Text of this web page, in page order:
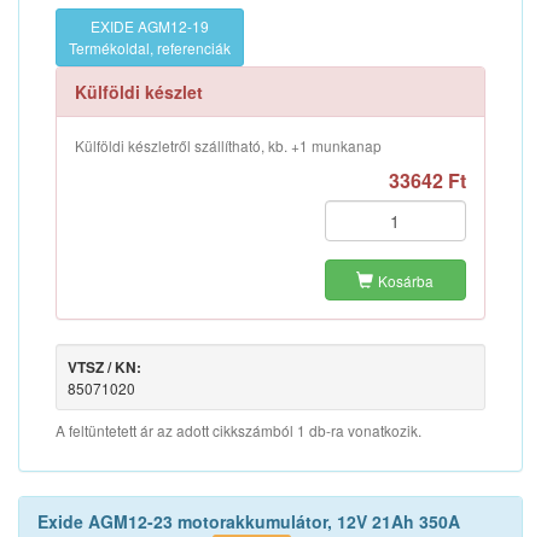
EXIDE AGM12-19
Termékoldal, referenciák
Külföldi készlet
Külföldi készletről szállítható, kb. +1 munkanap
33642 Ft
Kosárba
VTSZ / KN:
85071020
A feltüntetett ár az adott cikkszámból 1 db-ra vonatkozik.
Exide AGM12-23 motorakkumulátor, 12V 21Ah 350A